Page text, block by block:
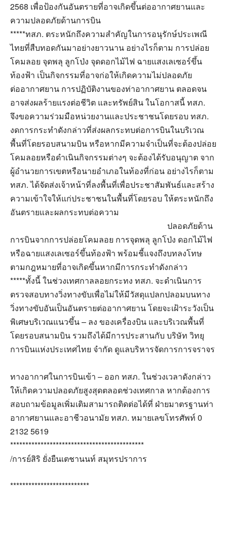
2568 เพื่อป้องกันอันตรายที่อาจเกิดขึ้นต่ออากาศยานและ
ความปลอดภัยด้านการบิน
*****ทสภ. ตระหนักถึงความสำคัญในการอนุรักษ์ประเพณี
ไทยที่สืบทอดกันมาอย่างยาวนาน อย่างไรก็ตาม การปล่อย
โคมลอย จุดพลุ ลูกโป่ง จุดดอกไม้ไฟ ฉายแสงเลเซอร์ขึ้น
ท้องฟ้า เป็นกิจกรรมที่อาจก่อให้เกิดความไม่ปลอดภัย
ต่ออากาศยาน การปฏิบัติงานของท่าอากาศยาน ตลอดจน
อาจส่งผลร้ายแรงต่อชีวิต และทรัพย์สิน ในโอกาสนี้ ทสภ.
จึงขอความร่วมมือหน่วยงานและประชาชนโดยรอบ ทสภ.
งดการกระทำดังกล่าวที่ส่งผลกระทบต่อการบินในบริเวณ
พื้นที่โดยรอบสนามบิน หรือหากมีความจำเป็นที่จะต้องปล่อย
โคมลอยหรือดำเนินกิจกรรมต่างๆ จะต้องได้รับอนุญาต จาก
ผู้อำนวยการเขตหรือนายอำเภอในท้องที่ก่อน อย่างไรก็ตาม
ทสภ. ได้จัดส่งเจ้าหน้าที่ลงพื้นที่เพื่อประชาสัมพันธ์และสร้าง
ความเข้าใจให้แก่ประชาชนในพื้นที่โดยรอบ ให้ตระหนักถึง
อันตรายและผลกระทบต่อความ
ปลอดภัยด้าน
การบินจากการปล่อยโคมลอย การจุดพลุ ลูกโป่ง ดอกไม้ไฟ
หรือฉายแสงเลเซอร์ขึ้นท้องฟ้า พร้อมชี้แจงถึงบทลงโทษ
ตามกฎหมายที่อาจเกิดขึ้นหากมีการกระทำดังกล่าว
*****ทั้งนี้ ในช่วงเทศกาลลอยกระทง ทสภ. จะดำเนินการ
ตรวจสอบทางวิ่งทางขับเพื่อไม่ให้มีวัสดุแปลกปลอมบนทาง
วิ่งทางขับอันเป็นอันตรายต่ออากาศยาน โดยจะเฝ้าระวังเป็น
พิเศษบริเวณแนวขึ้น – ลง ของเครื่องบิน และบริเวณพื้นที่
โดยรอบสนามบิน รวมถึงได้มีการประสานกับ บริษัท วิทยุ
การบินแห่งประเทศไทย จำกัด ดูแลบริหารจัดการการจราจร
ทางอากาศในการบินเข้า – ออก ทสภ. ในช่วงเวลาดังกล่าว
ให้เกิดความปลอดภัยสูงสุดตลอดช่วงเทศกาล หากต้องการ
สอบถามข้อมูลเพิ่มเติมสามารถติดต่อได้ที่ ฝ่ายมาตรฐานท่า
อากาศยานและอาชีวอนามัย ทสภ. หมายเลขโทรศัพท์ 0
2132 5619
********************************************
/การย์สิริ ยั่งยืนเตชานนท์ สมุทรปราการ
**************************